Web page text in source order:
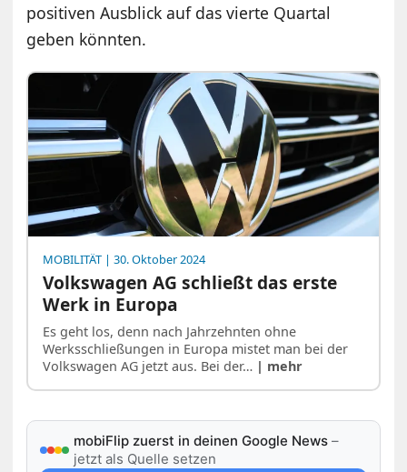
positiven Ausblick auf das vierte Quartal
geben könnten.
MOBILITÄT | 30. Oktober 2024
Volkswagen AG schließt das erste
Werk in Europa
Es geht los, denn nach Jahrzehnten ohne
Werksschließungen in Europa mistet man bei der
Volkswagen AG jetzt aus. Bei der… | mehr
mobiFlip zuerst in deinen Google News –
jetzt als Quelle setzen